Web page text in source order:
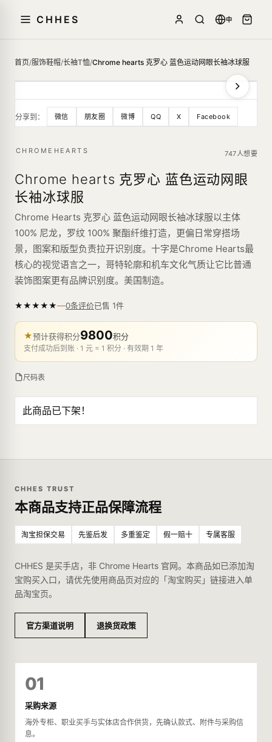
CHHES 中
首页/服饰鞋帽/长袖T恤/Chrome hearts 克罗心 蓝色运动网眼长袖冰球服
分享到： 微信 朋友圈 微博 QQ X Facebook
CHROMEHEARTS 747人想要
Chrome hearts 克罗心 蓝色运动网眼
长袖冰球服
Chrome Hearts 克罗心 蓝色运动网眼长袖冰球服以主体
100% 尼龙，罗纹 100% 聚酯纤维打造，更偏日常穿搭场
景，图案和版型负责拉开识别度。十字是Chrome Hearts最
核心的视觉语言之一，哥特轮廓和机车文化气质让它比普通
装饰图案更有品牌识别度。美国制造。
★★★★★—0条评价已售 1件
★预计获得积分9800积分
支付成功后到账 · 1 元 = 1 积分 · 有效期 1 年
尺码表
此商品已下架！
CHHES TRUST
本商品支持正品保障流程
淘宝担保交易 先鉴后发 多重鉴定 假一赔十 专属客服
CHHES 是买手店，非 Chrome Hearts 官网。本商品如已添加淘
宝购买入口，请优先使用商品页对应的「淘宝购买」链接进入单
品淘宝页。
官方渠道说明 退换货政策
01
采购来源
海外专柜、职业买手与实体店合作供货，先确认款式、附件与采购信
息。